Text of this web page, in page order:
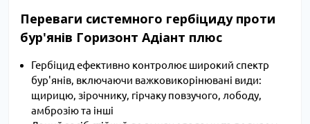
Переваги системного гербіциду проти
бур'янів Горизонт Адіант плюс
Гербіцид ефективно контролює широкий спектр
бур'янів, включаючи важковикорінювані види:
щирицю, зірочнику, гірчаку повзучого, лободу,
амброзію та інші